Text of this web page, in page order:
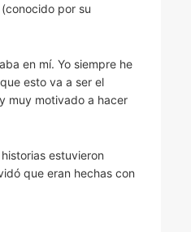
por su
en mí. Yo siempre he
esto va a ser el
muy motivado a hacer
estuvieron
que eran hechas con